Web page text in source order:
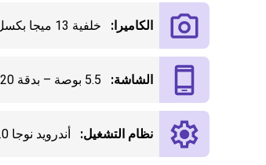
الكاميرا: خلفية 13 ميجا بكسل، أمامية 5 ميجا بكسل
الشاشة: 5.5 بوصة – بدقة 720×1280 بكسل
نظام التشغيل: أندرويد نوجا v7.0 بواجهة MIUI 9.0